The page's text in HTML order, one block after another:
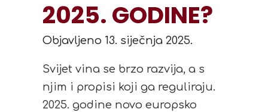
2025. GODINE?
Objavljeno 13. siječnja 2025.
Svijet vina se brzo razvija, a s
njim i propisi koji ga reguliraju.
2025. godine novo europsko